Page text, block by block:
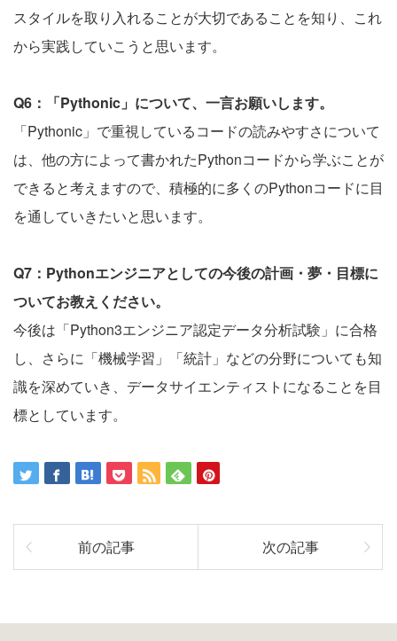
スタイルを取り入れることが大切であることを知り、これ
から実践していこうと思います。
Q6：「Pythonic」について、一言お願いします。
「Pythonic」で重視しているコードの読みやすさについて
は、他の方によって書かれたPythonコードから学ぶことが
できると考えますので、積極的に多くのPythonコードに目
を通していきたいと思います。
Q7：Pythonエンジニアとしての今後の計画・夢・目標に
ついてお教えください。
今後は「Python3エンジニア認定データ分析試験」に合格
し、さらに「機械学習」「統計」などの分野についても知
識を深めていき、データサイエンティストになることを目
標としています。
前の記事 次の記事